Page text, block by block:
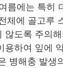
름에는 특히
체에 골고루
도록 주의
하여 잎에
병해충 발생